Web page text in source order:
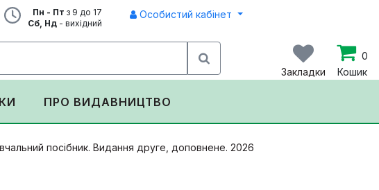
Пн - Пт з 9 до 17
Сб, Нд - вихідний
Особистий кабінет
Закладки
0
Кошик
ПРО ВИДАВНИЦТВО
посібник. Видання друге, доповнене. 2026